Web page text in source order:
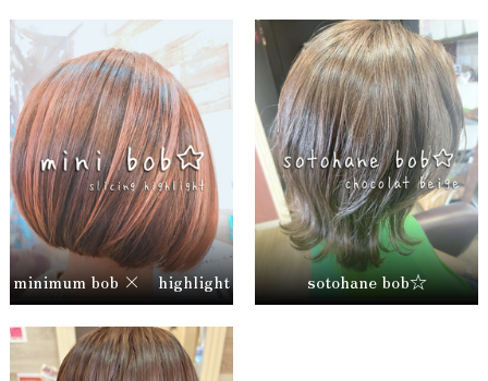
minimum bob × highlight sotohane bob☆